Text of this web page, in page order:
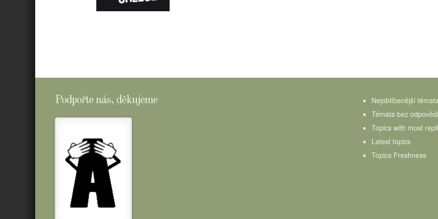
Podpořte nás, děkujeme
Nejoblíbenější
Témata bez odpovědi
Topics with most
Latest topics
Topics Freshness